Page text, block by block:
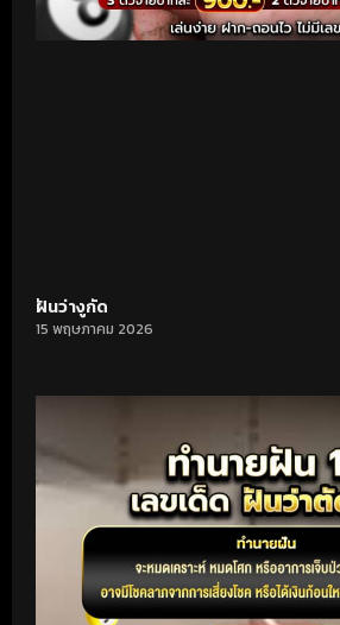
ฝันว่างูกัด
15 พฤษภาคม 2026